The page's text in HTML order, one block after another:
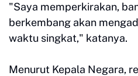
"Saya memperkirakan,
berkembang akan
waktu singkat," katanya.
Menurut Kepala Negara,